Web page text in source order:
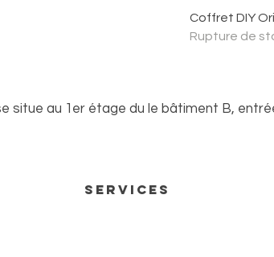
Coffret DIY
Rupture de
situe au 1er étage du le bâtiment B,
Services